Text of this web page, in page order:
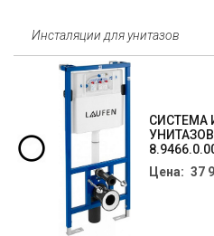
Инсталяции для унитазов
СИСТЕМА
УНИТАЗОВ
Цена: 37